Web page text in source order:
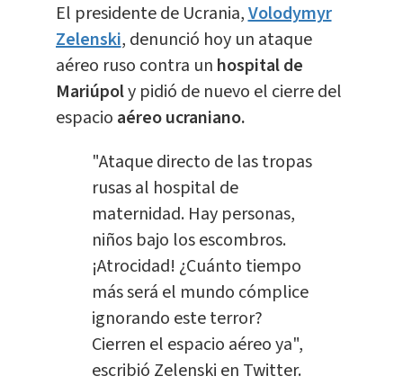
El presidente de Ucrania,Volodymyr
Zelenski, denunció hoy un ataque
aéreo ruso contra un hospital de
Mariúpoly pidió de nuevo el cierre del
espacio aéreo ucraniano.
"Ataque directo de las tropas
rusas al hospital de
maternidad. Hay personas,
niños bajo los escombros.
¡Atrocidad! ¿Cuánto tiempo
más será el mundo cómplice
ignorando este terror?
Cierren el espacio aéreo ya",
escribió Zelenski en Twitter.